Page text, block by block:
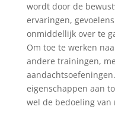
wordt door de
ervaringen,
onmiddellijk over te
Om toe te werken
andere trainingen,
eigenschappen aan
wel de bedoeling